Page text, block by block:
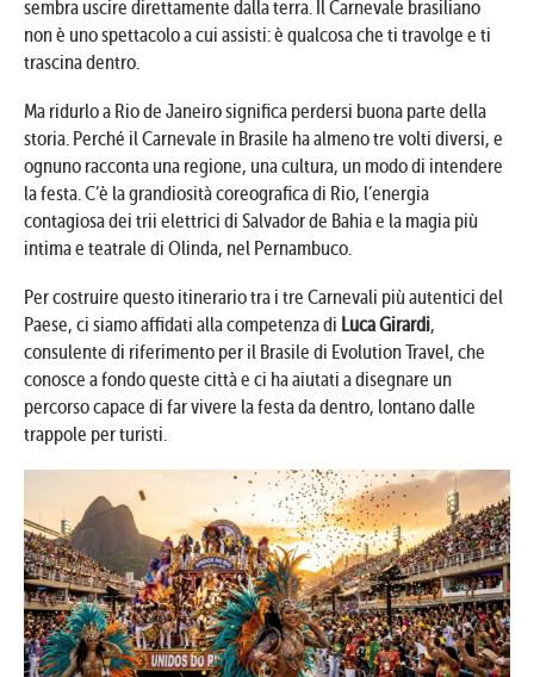
sembra uscire direttamente dalla terra. Il Carnevale brasiliano
non è uno spettacolo a cui assisti: è qualcosa che ti travolge e ti
trascina dentro.
Ma ridurlo a Rio de Janeiro significa perdersi buona parte della
storia. Perché il Carnevale in Brasile ha almeno tre volti diversi, e
ognuno racconta una regione, una cultura, un modo di intendere
la festa. C’è la grandiosità coreografica di Rio, l’energia
contagiosa dei trii elettrici di Salvador de Bahia e la magia più
intima e teatrale di Olinda, nel Pernambuco.
Per costruire questo itinerario tra i tre Carnevali più autentici del
Paese, ci siamo affidati alla competenza di Luca Girardi,
consulente di riferimento per il Brasile di Evolution Travel, che
conosce a fondo queste città e ci ha aiutati a disegnare un
percorso capace di far vivere la festa da dentro, lontano dalle
trappole per turisti.